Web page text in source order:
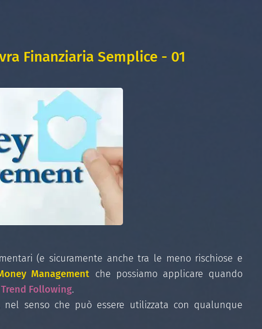
Finanziaria Semplice - 01
(e sicuramente anche tra le meno rischiose e
Management che possiamo applicare quando
Trend Following.
nel senso che può essere utilizzata con qualunque